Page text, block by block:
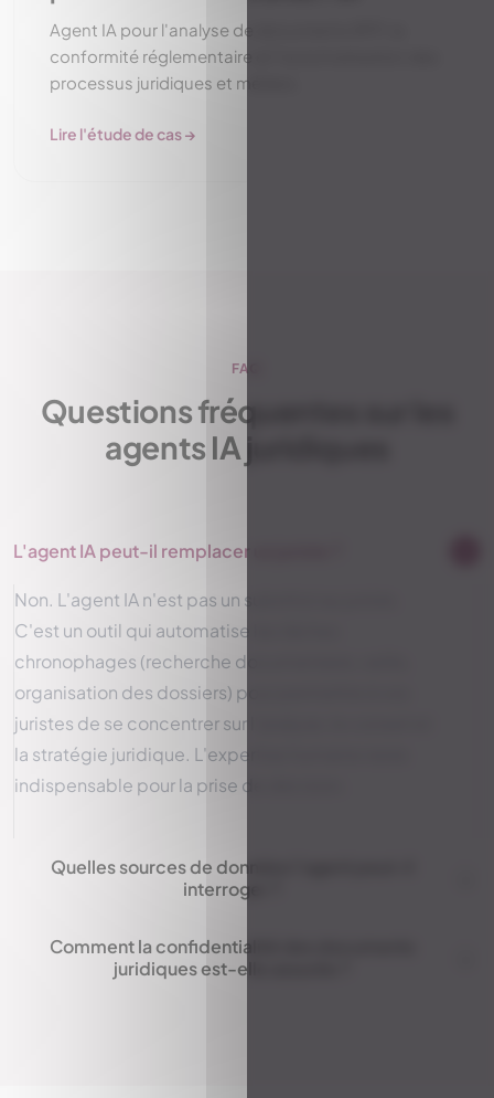
Agent IA pour l'analyse de documents RFP, la
conformité réglementaire et l'automatisation des
processus juridiques et métiers.
Lire l'étude de cas →
FAQ
Questions fréquentes sur les
agents IA juridiques
L'agent IA peut-il remplacer un juriste ?
Non. L'agent IA n'est pas un substitut au juriste.
C'est un outil qui automatise les tâches
chronophages (recherche documentaire, veille,
organisation des dossiers) pour permettre à vos
juristes de se concentrer sur l'analyse, le conseil et
la stratégie juridique. L'expertise humaine reste
indispensable pour la prise de décision.
Quelles sources de données l'agent peut-il
interroger ?
Comment la confidentialité des documents
juridiques est-elle assurée ?